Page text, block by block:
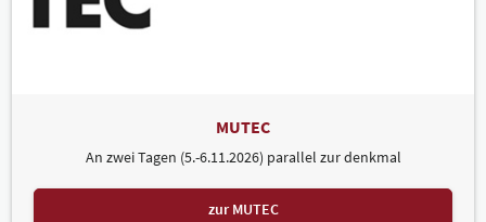
MUTEC
An zwei Tagen (5.-6.11.2026) parallel zur denkmal
zur MUTEC